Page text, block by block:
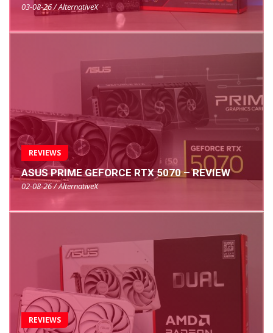
03-08-26 / AlternativeX
REVIEWS
ASUS PRIME GEFORCE RTX 5070 – REVIEW
02-08-26 / AlternativeX
REVIEWS